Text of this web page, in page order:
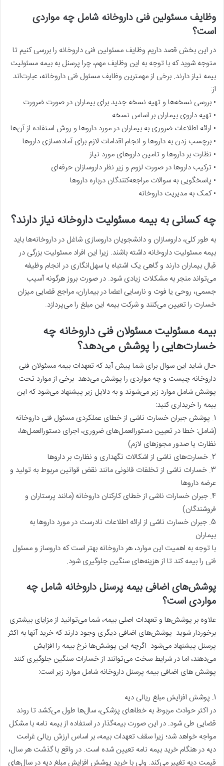
وظایف مسئولین فنی داروخانه شامل چه مواردی
است؟
در این بخش قصد داریم وظایف مسئولین فنی داروخانه را بررسی کنیم تا
متوجه شوید که با توجه به این وظایف مهم، چرا پرسنل به بیمه مسئولیت
بیمه نیاز دارند. برخی از مهمترین وظایف مسئول فنی داروخانه، عبارت‌اند
از:
• بررسی نسخه‌ها و تهیه نسخه جدید برای بیماران در صورت ضرورت
• تهیه داروی بیماران بر اساس نسخه
• ارائه اطلاعات ضروری به بیماران در مورد داروها و روش استفاده از آن‌ها
• برچسب زدن به داروها و انجام اقدامات لازم برای آماده‌سازی داروها
• نظارت بر داروها و تامین داروهای مورد نیاز
• ترکیب داروها در صورت لزوم و زیر نظر داروسازان حرفه‌ای
• پاسخگویی به سوالات مراجعه‌کنندگان درباره داروها
• کمک به مدیریت داروخانه
چه کسانی به بیمه مسئولیت داروخانه نیاز دارند؟
به طور کلی، داروسازان و دانشجویان داروسازی شاغل در داروخانه‌ها باید
بیمه مسئولیت داروخانه داشته باشند. زیرا این افراد مسئولیت بزرگی در
قبال بیماران دارند و گاهی یک اشتباه یا سهل‌انگاری در انجام وظیفه
می‌تواند منجر به مشکلات زیادی شود. در صورت بروز هرگونه آسیب
جسمی، روحی یا فوت و نارسایی اعضا در بیماران، مراجع قضایی میزان
خسارت را تعیین می‌کنند و شرکت بیمه این مبلغ را می‌پردازد.
بیمه مسئولیت مسئولان فنی داروخانه چه
خسارت‌هایی را پوشش می‌دهد؟
حال شاید این سوال برای شما پیش آید که تعهدات بیمه مسئولان فنی
داروخانه چیست و چه مواردی را پوشش می‌دهد. برخی از موارد تحت
پوشش شامل موارد زیر می‌شوند و به دلایل زیر پیشنهاد می‌شود که این
بیمه را خریداری کنید:
1. پوشش جبران خسارت ناشی از خطای عملکردی مسئول فنی داروخانه
(شامل: خطا در تعیین دستورالعمل‌های ضروری، اجرای دستورالعمل‌ها،
نظارت یا صدور مجوزهای لازم)
2. خسارت‌های ناشی از اشکالات نگهداری و نظارت بر داروها
3. خسارات ناشی از تخلفات قانونی مانند نقض قوانین مربوط به تولید و
عرضه داروها
4. جبران خسارات ناشی از خطای کارکنان داروخانه (مانند پرستاران و
فروشندگان)
5. جبران خسارت ناشی از ارائه اطلاعات نادرست در مورد داروها به
بیماران
با توجه به اهمیت این موارد، هر داروخانه بهتر است که داروساز و مسئول
فنی را بیمه کند تا از هزینه‌های سنگین جلوگیری شود.
پوشش‌های اضافی بیمه پرسنل داروخانه شامل چه
مواردی است؟
علاوه بر پوشش‌ها و تعهدات اصلی بیمه، شما می‌توانید از مزایای بیشتری
برخوردار شوید. پوشش‌های اضافی دیگری وجود دارند که خرید آنها به اکثر
پرسنل پیشنهاد می‌شود. اگرچه این پوشش‌ها نرخ بیمه را افزایش
می‌دهند، اما در شرایط سخت می‌توانند از خسارات سنگین جلوگیری کنند.
پوشش های اضافی بیمه پرسنل داروخانه شامل موارد زیر است:
1. پوشش افزایش مبلغ ریالی دیه
در اکثر حوادث مربوط به خطاهای پزشکی، سال‌ها طول می‌کشد تا روند
قضایی طی شود. در این صورت بیمه‌گذار در استفاده از بیمه نامه با مشکل
مواجه خواهد شد؛ زیرا سقف تعهدات بیمه، بر اساس ارزش ریالی غرامت
دیه در هنگام خرید بیمه نامه تعیین شده است. در واقع با گذشت هر سال،
قیمت دیه تغییر می‌کند. ولی با خرید پوشش افزایش مبلغ دیه در سال‌های